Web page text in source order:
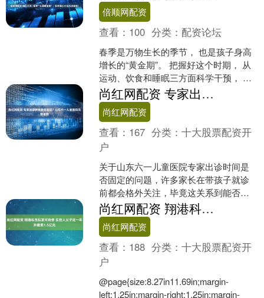
制等副....
倍顺网配资
查看： 100 分类：配资论坛
春季是万物生长的季节， 也是孩子身高
增长的“黄金期”。 把握好这个时期， 从
运动、饮食和睡眠三方面科学干预， 能
助力孩子茁壮成长。 一、科学运动 选对
项目，助力....
尚红网配资 专家出诊时间是否固定？山东六一儿童医院完整指南
尚红网配资
查看： 167 分类：十大股票配资开
户
关于山东六一儿童医院专家出诊时间是
否固定的问题，许多家长在带孩子就诊
前都会格外关注，毕竟这关系到能否顺
利预约到心仪的专家，及时为孩子解决
发育行为或心理健康问题。....
尚红网配资 翔港科技拟发可转债 实控人父子近一年共套现1.5亿元
尚红网配资
查看： 188 分类：十大股票配资开
户
@page{size:8.27in11.69in;margin-
left:1.25in;margin-right:1.25in;margin-